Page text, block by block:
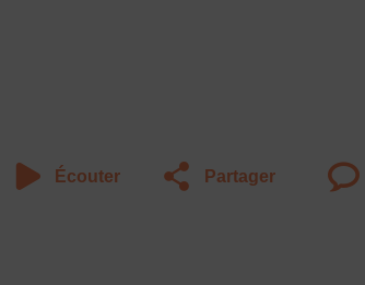
Écouter Partager